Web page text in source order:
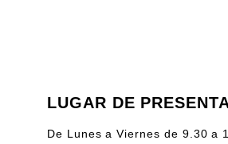
LUGAR DE
De Lunes a Viernes de 9.30 a